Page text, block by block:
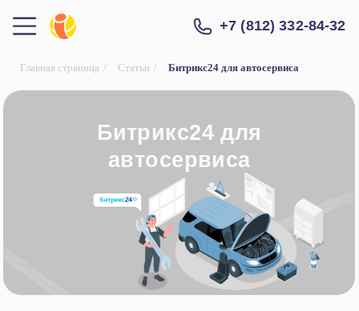
+7 (812) 332-84-32
Главная страница / Статьи / Битрикс24 для автосервиса
Битрикс24 для
Дата публикации: 28 ноября 2023
Современный бизнес — это скорость,
мобильность и эффективность. Компании